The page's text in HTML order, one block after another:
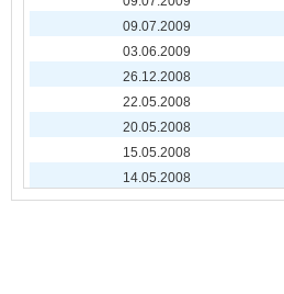
09.07.2009
03.06.2009
26.12.2008
22.05.2008
20.05.2008
15.05.2008
14.05.2008